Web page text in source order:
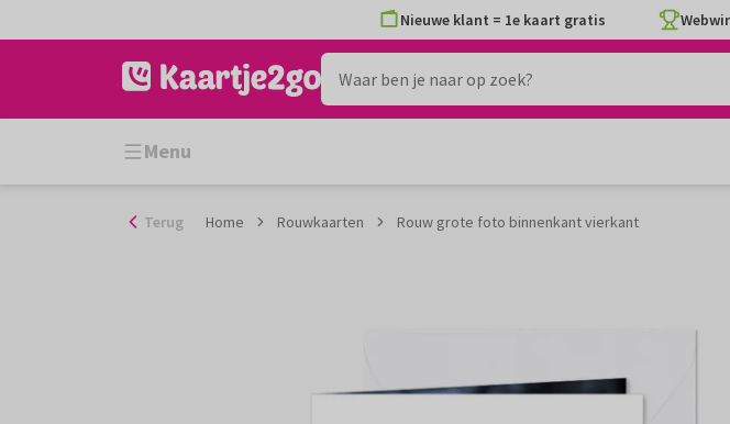
naar
Nieuwe klant = 1e kaart gratis
Menu
Terug Home Rouwkaarten Rouw grote foto binnenkant vierkant